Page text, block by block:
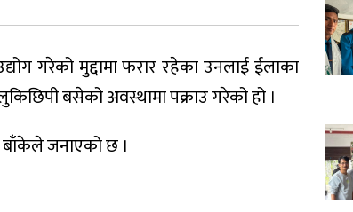
गरेको मुद्दामा फरार रहेका उनलाई ईलाका
बसेको अवस्थामा पक्राउ गरेको हो ।
बाँकेले जनाएको छ ।